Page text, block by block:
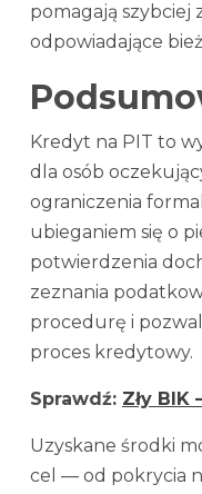
pomagają szybciej
odpowiadające
Kredyt na PIT to
dla osób
ograniczenia
ubieganiem się o
potwierdzenia
zeznania
procedurę i
proces kredytowy.
Sprawdź: Zły
Uzyskane środki
cel — od pokrycia